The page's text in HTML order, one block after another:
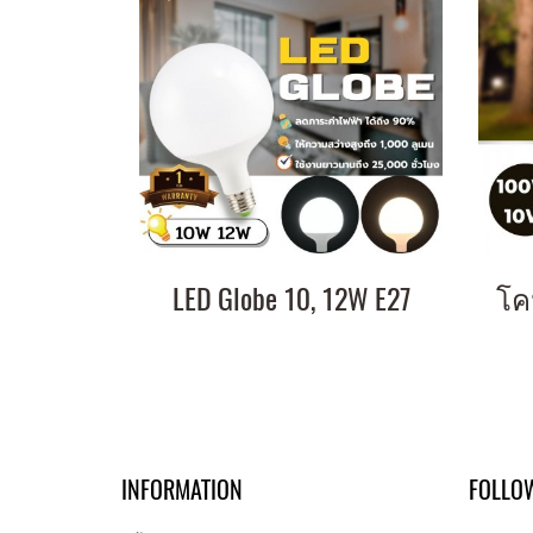
LED Globe 10, 12W E27
INFORMATION